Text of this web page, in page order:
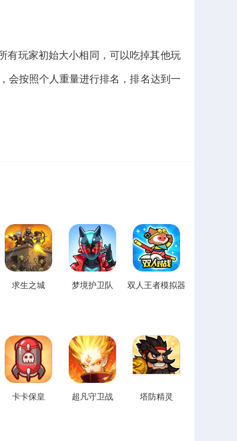
玩家初始大小相同，可以吃掉其他玩
会按照个人重量进行排名，排名达到一
求生之城 梦境护卫队 双人王者模拟器
卡卡保皇 超凡守卫战 塔防精灵